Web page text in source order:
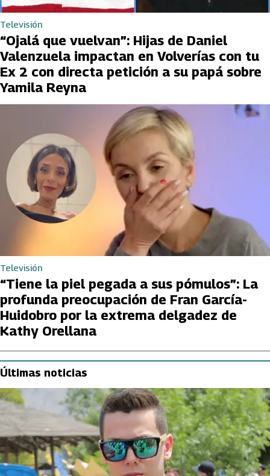
Televisión
“Ojalá que vuelvan”: Hijas de Daniel
Valenzuela impactan en Volverías con tu
Ex 2 con directa petición a su papá sobre
Yamila Reyna
Televisión
“Tiene la piel pegada a sus pómulos”: La
profunda preocupación de Fran García-
Huidobro por la extrema delgadez de
Kathy Orellana
Últimas noticias